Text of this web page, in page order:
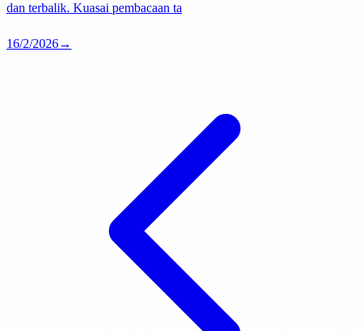
dan terbalik. Kuasai pembacaan ta
16/2/2026→